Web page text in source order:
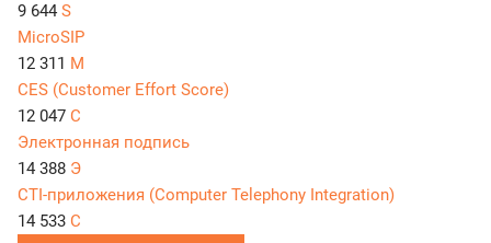
9 644 S
MicroSIP
12 311 M
CES (Customer Effort Score)
12 047 C
Электронная подпись
14 388 Э
CTI-приложения (Computer Telephony Integration)
14 533 C